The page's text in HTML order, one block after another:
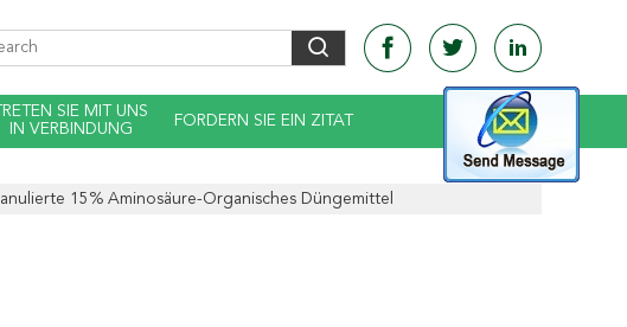
TRETEN SIE MIT UNS
IN VERBINDUNG
FORDERN SIE EIN ZITAT
15% Aminosäure-Organisches Düngemittel